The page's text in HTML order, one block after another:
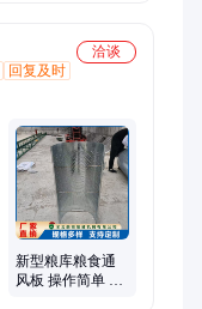
洽谈
回复及时
新型粮库粮食通
风板 操作简单 货